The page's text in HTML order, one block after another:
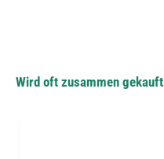
Wird oft zusammen gekauft